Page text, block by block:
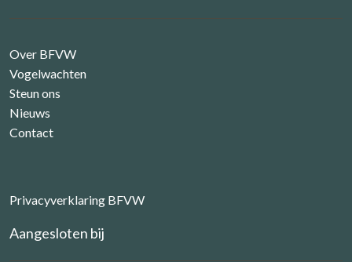
Over BFVW
Vogelwachten
Steun ons
Nieuws
Contact
Privacyverklaring BFVW
Aangesloten bij